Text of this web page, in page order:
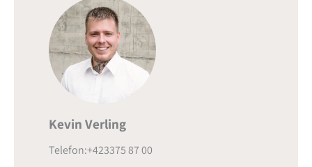
Kevin Verling
Telefon:+423375 87 00